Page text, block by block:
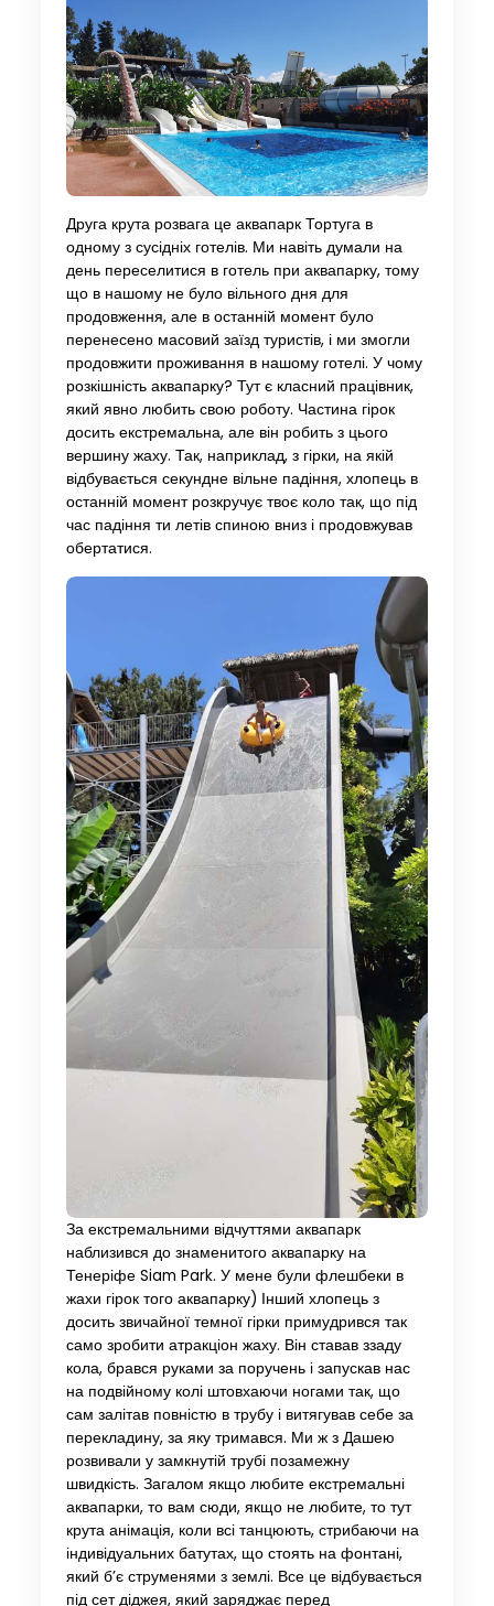
Друга крута розвага це аквапарк Тортуга в
одному з сусідніх готелів. Ми навіть думали на
день переселитися в готель при аквапарку, тому
що в нашому не було вільного дня для
продовження, але в останній момент було
перенесено масовий заїзд туристів, і ми змогли
продовжити проживання в нашому готелі. У чому
розкішність аквапарку? Тут є класний працівник,
який явно любить свою роботу. Частина гірок
досить екстремальна, але він робить з цього
вершину жаху. Так, наприклад, з гірки, на якій
відбувається секундне вільне падіння, хлопець в
останній момент розкручує твоє коло так, що під
час падіння ти летів спиною вниз і продовжував
обертатися.
За екстремальними відчуттями аквапарк
наблизився до знаменитого аквапарку на
Тенеріфе Siam Park. У мене були флешбеки в
жахи гірок того аквапарку) Інший хлопець з
досить звичайної темної гірки примудрився так
само зробити атракціон жаху. Він ставав ззаду
кола, брався руками за поручень і запускав нас
на подвійному колі штовхаючи ногами так, що
сам залітав повністю в трубу і витягував себе за
перекладину, за яку тримався. Ми ж з Дашею
розвивали у замкнутій трубі позамежну
швидкість. Загалом якщо любите екстремальні
аквапарки, то вам сюди, якщо не любите, то тут
крута анімація, коли всі танцюють, стрибаючи на
індивідуальних батутах, що стоять на фонтані,
який б’є струменями з землі. Все це відбувається
під сет діджея, який заряджає перед